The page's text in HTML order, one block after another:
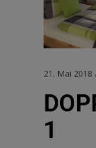
21. Mai 2018
1